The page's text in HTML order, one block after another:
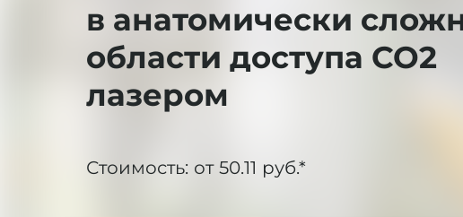
в анатомически
области доступа СО2
лазером
Стоимость: от 50.11 руб.*